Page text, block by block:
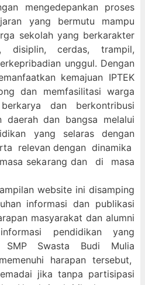
mengedepankan proses
yang bermutu mampu
sekolah yang berkarakter
disiplin, cerdas, trampil,
unggul. Dengan
kemajuan IPTEK
dan memfasilitasi warga
dan berkontribusi
daerah dan bangsa melalui
yang selaras dengan
relevan dengan dinamika
sekarang dan di masa
website ini disamping
informasi dan publikasi
masyarakat dan alumni
pendidikan yang
SMP Swasta Budi Mulia
harapan tersebut,
jika tanpa partisipasi